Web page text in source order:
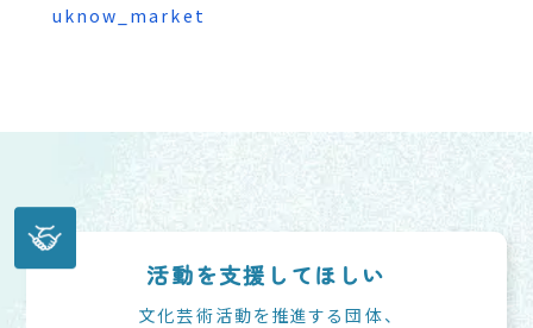
uknow_market
活動を支援してほしい
文化芸術活動を推進する団体、